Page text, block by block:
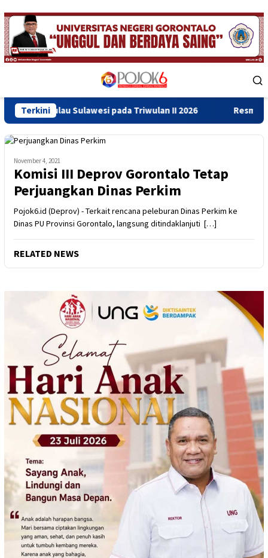
Skip
to
content
Menu
Terkini
Sulawesi pada Triwulan II 2026 Resmikan Gedung
November 4, 2021
Komisi III Deprov Gorontalo Tetap
Perjuangkan Dinas Perkim
Pojok6.id (Deprov) - Terkait rencana peleburan Dinas Perkim ke
Dinas PU Provinsi Gorontalo, langsung ditindaklanjuti […]
RELATED NEWS